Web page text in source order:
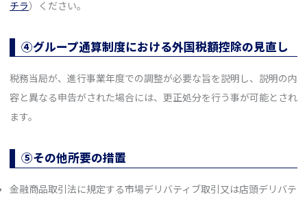
チラ）ください。
④グループ通算制度における外国税額控除の見直し
税務当局が、進行事業年度での調整が必要な旨を説明し、説明の内
容と異なる申告がされた場合には、更正処分を行う事が可能とされ
ます。
⑤その他所要の措置
金融商品取引法に規定する市場デリバティブ取引又は店頭デリバテ